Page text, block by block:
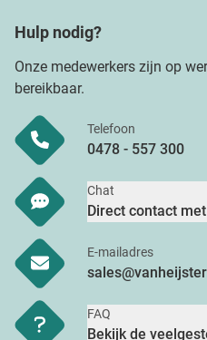
Hulp nodig?
Onze medewerkers zijn op
bereikbaar.
Telefoon
0478 - 557 300
Chat
Direct contact
E-mailadres
FAQ
Bekijk de